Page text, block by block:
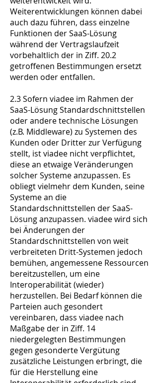
Weiterentwicklungen können dabei
auch dazu führen, dass einzelne
Funktionen der SaaS-Lösung
während der Vertragslaufzeit
vorbehaltlich der in Ziff. 20.2
getroffenen Bestimmungen ersetzt
werden oder entfallen.
2.3 Sofern viadee im Rahmen der
SaaS-Lösung Standardschnittstellen
oder andere technische Lösungen
(z.B. Middleware) zu Systemen des
Kunden oder Dritter zur Verfügung
stellt, ist viadee nicht verpflichtet,
diese an etwaige Veränderungen
solcher Systeme anzupassen. Es
obliegt vielmehr dem Kunden, seine
Systeme an die
Standardschnittstellen der SaaS-
Lösung anzupassen. viadee wird sich
bei Änderungen der
Standardschnittstellen von weit
verbreiteten Dritt-Systemen jedoch
bemühen, angemessene Ressourcen
bereitzustellen, um eine
Interoperabilität (wieder)
herzustellen. Bei Bedarf können die
Parteien auch gesondert
vereinbaren, dass viadee nach
Maßgabe der in Ziff. 14
niedergelegten Bestimmungen
gegen gesonderte Vergütung
zusätzliche Leistungen erbringt, die
für die Herstellung eine